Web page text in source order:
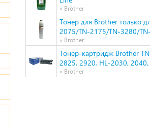
» Brother
Тонер для Brother только
2075/TN-2175/TN-3280/
» Brother
Тонер-картридж Brother
2825, 2920, HL-2030,
» Brother